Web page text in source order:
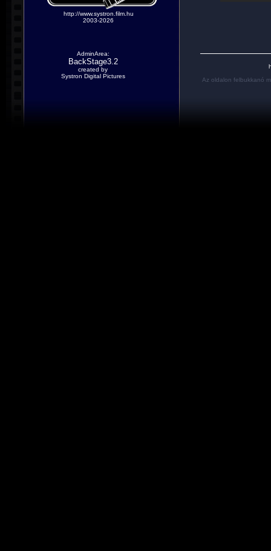
Az oldalon felbukkanó
http://www.systron.film.hu
2003-2026
AdminArea:
BackStage3.2
created by
Systron Digital Pictures